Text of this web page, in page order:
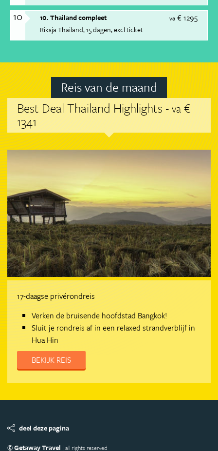
10 va € 1295
10. Thailand compleet
Riksja Thailand 15 dagen excl ticket
Reis van de maand
Best Deal Thailand Highlights -va €
1341
17-daagse privérondreis
Verken de bruisende hoofdstad Bangkok!
Sluit je rondreis af in een relaxed strandverblijf in
Hua Hin
BEKIJK REIS
deel deze pagina
© Getaway Travel | all rights reserved